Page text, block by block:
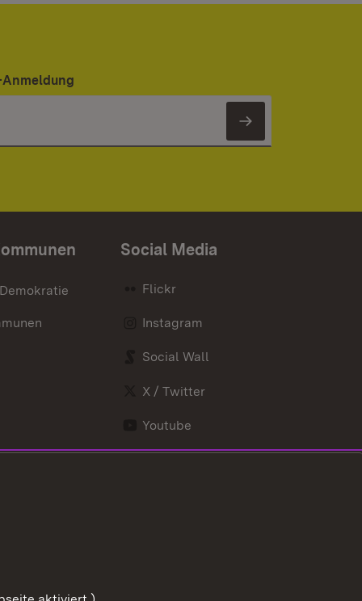
Newsletter
Social Media
Flickr
Instagram
Social Wall
X / Twitter
Youtube